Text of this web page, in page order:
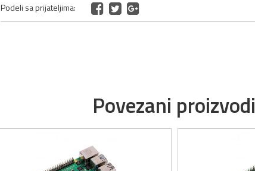
Podeli sa prijateljima:
Povezani proizvodi